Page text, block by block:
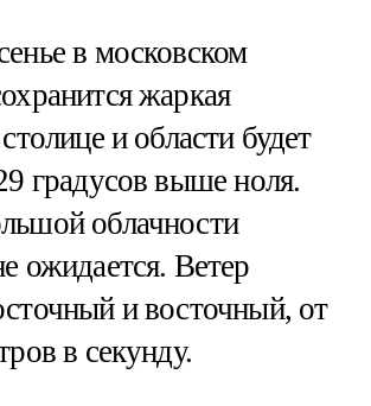
в московском
жаркая
и области будет
градусов выше ноля.
облачности
ожидается. Ветер
и восточный, от
в секунду.